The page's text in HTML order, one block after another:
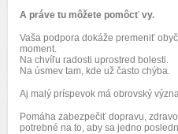
A práve tu môžete pomôcť vy.
Vaša podpora dokáže premeniť
moment.
Na chvíľu radosti uprostred bolesti.
Na úsmev tam, kde už často chýba.
Aj malý príspevok má obrovský
Pomáha zabezpečiť dopravu,
potrebné na to, aby sa jedno